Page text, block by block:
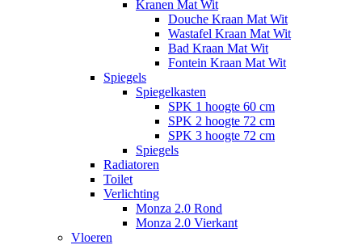
Kranen Mat Wit
Douche Kraan Mat Wit
Wastafel Kraan Mat Wit
Bad Kraan Mat Wit
Fontein Kraan Mat Wit
Spiegels
Spiegelkasten
SPK 1 hoogte 60 cm
SPK 2 hoogte 72 cm
SPK 3 hoogte 72 cm
Spiegels
Radiatoren
Toilet
Verlichting
Monza 2.0 Rond
Monza 2.0 Vierkant
Vloeren